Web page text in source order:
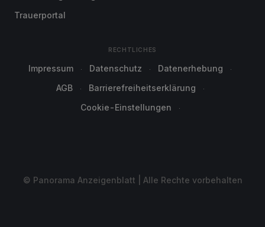
Trauerportal
RECHTLICHES
Impressum Datenschutz
Datenerhebung
AGB
Barrierefreiheitserklärung
Cookie-Einstellungen
© Panorama Anzeigenblatt | Alle Rechte vorbehalten